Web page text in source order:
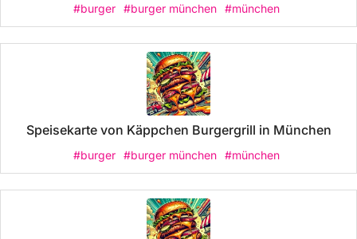
#burger #burger münchen #münchen
Speisekarte von Käppchen Burgergrill in München
#burger #burger münchen #münchen